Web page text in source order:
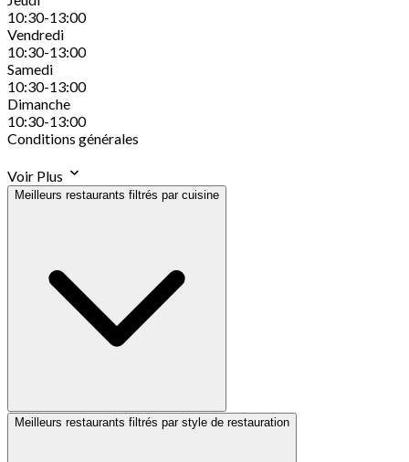
10:30-13:00
Vendredi
10:30-13:00
Samedi
10:30-13:00
Dimanche
10:30-13:00
Conditions générales
Voir Plus
Meilleurs restaurants filtrés par cuisine
Meilleurs restaurants filtrés par style de restauration